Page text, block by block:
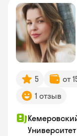
5 от
1 отзыв
Университет